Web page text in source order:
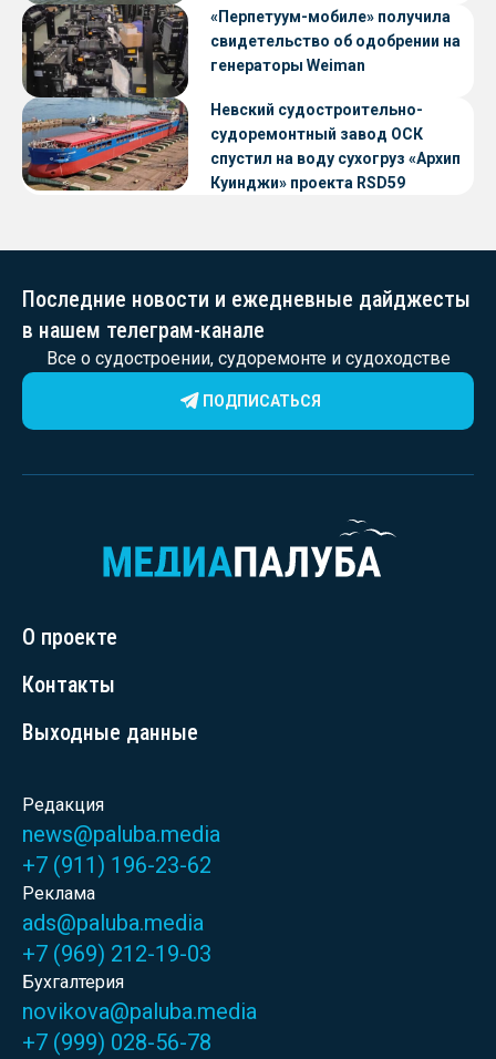
«Перпетуум-мобиле» получила
свидетельство об одобрении на
генераторы Weiman
Невский судостроительно-
судоремонтный завод ОСК
спустил на воду сухогруз «Архип
Куинджи» проекта RSD59
Последние новости и ежедневные дайджесты
в нашем телеграм-канале
Все о судостроении, судоремонте и судоходстве
ПОДПИСАТЬСЯ
О проекте
Контакты
Выходные данные
Редакция
news@paluba.media
+7 (911) 196-23-62
Реклама
ads@paluba.media
+7 (969) 212-19-03
Бухгалтерия
novikova@paluba.media
+7 (999) 028-56-78